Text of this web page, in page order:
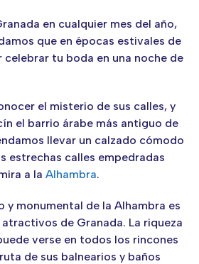
en cualquier mes del año,
que en épocas estivales de
tu boda en una noche de
el misterio de sus calles, y
el barrio árabe más antiguo de
llevar un calzado cómodo
estrechas calles empedradas
a la Alhambra.
y monumental de la Alhambra es
de Granada. La riqueza
verse en todos los rincones
de sus balnearios y baños